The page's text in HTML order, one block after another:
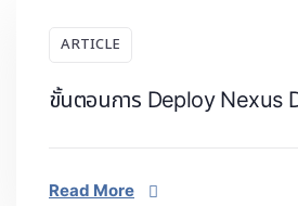
ARTICLE
ขั้นตอนการ Deploy Nexus
Read More